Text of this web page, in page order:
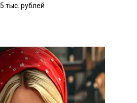
тыс. рублей